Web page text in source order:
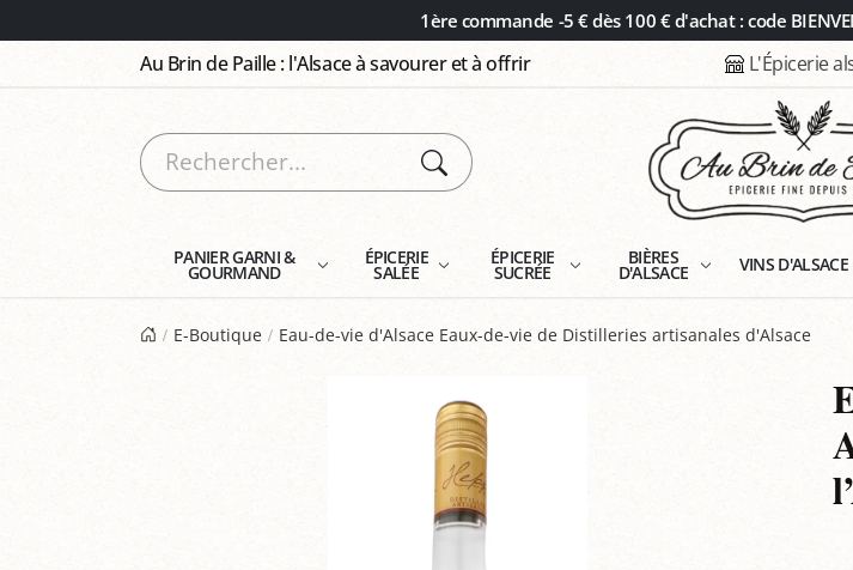
1ère commande -5 € dès 100 € d'achat : code
Au Brin de Paille : l'Alsace à savourer et à offrir L'Épicerie
PANIER GARNI &
GOURMAND
ÉPICERIE
SALÉE
ÉPICERIE
SUCRÉE
BIÈRES
D'ALSACE VINS D'ALSACE
E-Boutique Eau-de-vie d'Alsace Eaux-de-vie de Distilleries artisanales d'Alsace